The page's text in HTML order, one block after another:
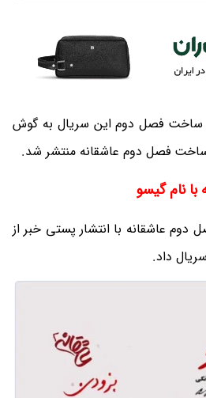
ساخت فصل دوم این سریال به گوش
فصل دوم عاشقانه منتشر شد.
نام گیسو
دوم عاشقانه با انتشار پستی خبر از
داد.